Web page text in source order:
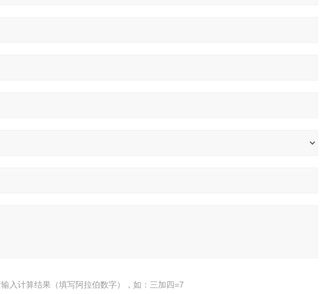
入计算结果（填写阿拉伯数字），如：三加四=7